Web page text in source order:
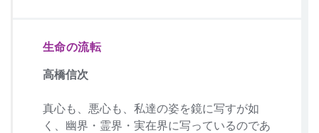
生命の流転
高橋信次
真心も、悪心も、私達の姿を鏡に写すが如
く、幽界・霊界・実在界に写っているのであ